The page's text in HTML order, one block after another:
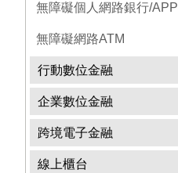
無障礙個人網路銀行/APP
無障礙網路ATM
行動數位金融
企業數位金融
跨境電子金融
線上櫃台